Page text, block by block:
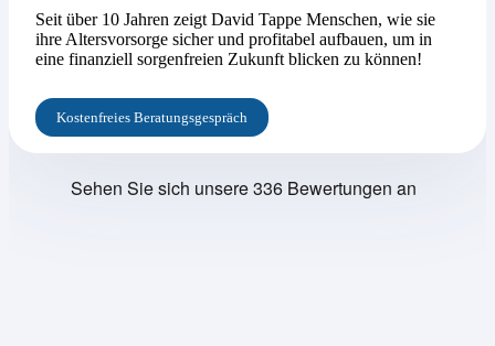
Seit über 10 Jahren zeigt David Tappe Menschen, wie sie
ihre Altersvorsorge sicher und profitabel aufbauen, um in
eine finanziell sorgenfreien Zukunft blicken zu können!
Kostenfreies Beratungsgespräch